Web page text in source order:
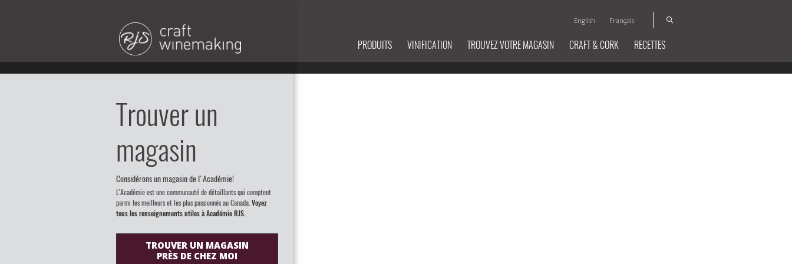
English Français
PRODUITS VINIFICATION TROUVEZ VOTRE MAGASIN CRAFT & CORK RECETTES
Trouver un
magasin
Considérons un magasin de l'Académie!
L’Académie est une communauté de détaillants qui comptent
parmi les meilleurs et les plus passionnés au Canada. Voyez
tous les renseignements utiles à Académie RJS.
TROUVER UN MAGASIN
PRÈS DE CHEZ MOI